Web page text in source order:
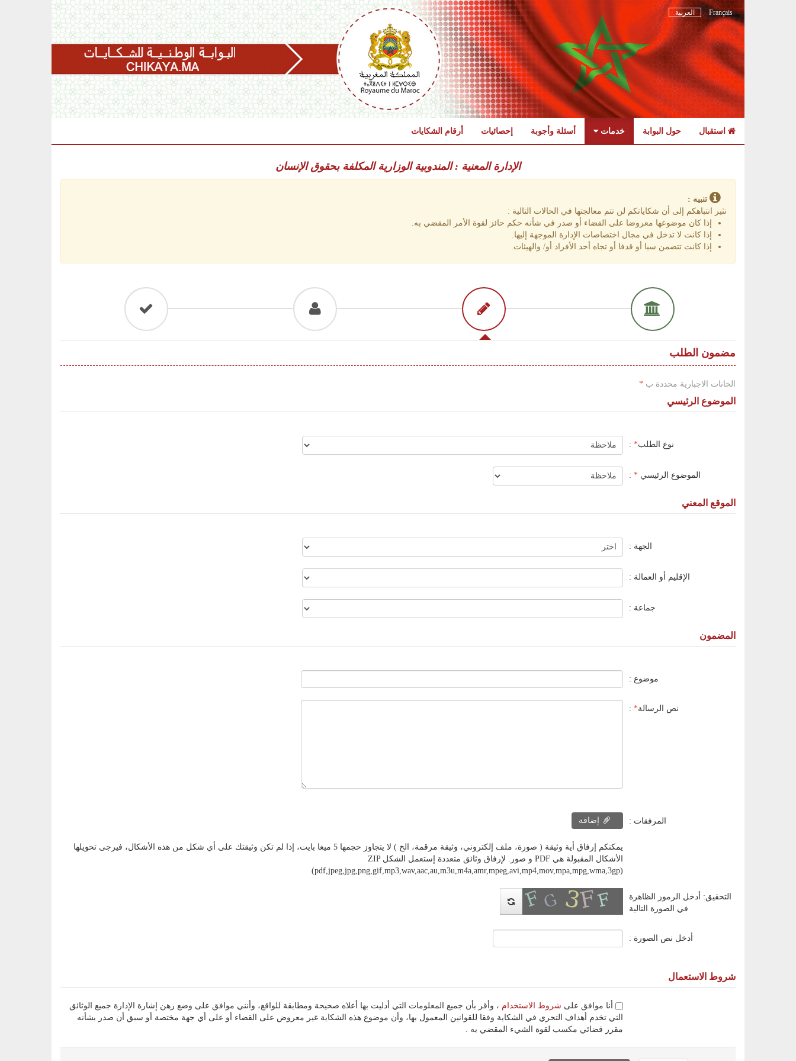
Français العربية
استقبال حول البوابة خدمات أسئلة وأجوبة إحصائيات أرقام الشكايات
content
الإدارة المعنية : المندوبية الوزارية المكلفة بحقوق الإنسان
تنبيه :
نثير انتباهكم إلى أن شكاياتكم لن تتم معالجتها في الحالات التالية :
إذا كان موضوعها معروضا على القضاء أو صدر في شأنه حكم حائز لقوة الأمر المقضي به.
إذا كانت لا تدخل في مجال اختصاصات الإدارة الموجهة إليها.
إذا كانت تتضمن سبا أو قدفا أو تجاه أحد الأفراد أو/ والهيئات.
مضمون الطلب
الخانات الاجبارية محددة ب *
الموضوع الرئيسي
نوع الطلب*
:
الموضوع الرئيسي *
:
الموقع المعني
الجهة :
الإقليم أو العمالة :
جماعة :
المضمون
موضوع :
نص الرسالة*
:
المرفقات : إضافة
يمكنكم إرفاق أية وثيقة ( صورة، ملف إلكتروني، وثيقة مرقمة، الخ ) لا يتجاوز حجمها 5 ميغا بايت، إذا لم تكن وثيقتك على أي شكل من هذه الأشكال، فيرجى تحويلها
الأشكال المقبولة هي PDF و صور. لإرفاق وثائق متعددة إستعمل الشكل ZIP
(pdf,jpeg,jpg,png,gif,mp3,wav,aac,au,m3u,m4a,amr,mpeg,avi,mp4,mov,mpa,mpg,wma,3gp)
التحقيق: أدخل الرموز الظاهرة
في الصورة التالية
أدخل نص الصورة :
شروط الاستعمال
شروط الاستخدام
، وأقر بأن جميع المعلومات التي أدليت بها أعلاه صحيحة ومطابقة للواقع، وأنني موافق على وضع رهن إشارة الإدارة جميع الوثائق
التي تخدم أهداف التحري في الشكاية وفقا للقوانين المعمول بها، وأن موضوع هذه الشكاية غير معروض على القضاء أو على أي جهة مختصة أو سبق أن صدر بشأنه
مقرر قضائي مكسب لقوة الشيء المقضي به .